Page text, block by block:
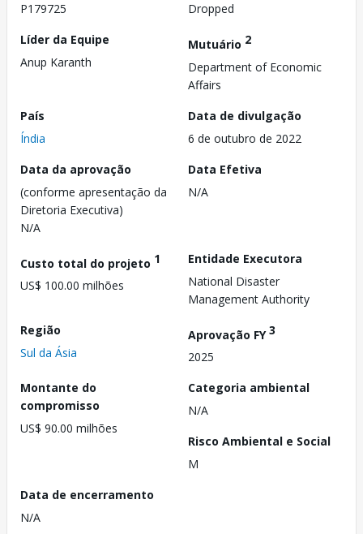
P179725
Dropped
Líder da Equipe
Anup Karanth
Mutuário 2
Department of Economic
Affairs
País
Índia
Data de divulgação
6 de outubro de 2022
Data da aprovação
(conforme apresentação da
Diretoria Executiva)
N/A
Data Efetiva
N/A
Custo total do projeto 1
US$ 100.00 milhões
Entidade Executora
National Disaster
Management Authority
Região
Sul da Ásia
Aprovação FY3
2025
Montante do
compromisso
US$ 90.00 milhões
Categoria ambiental
N/A
Risco Ambiental e Social
M
Data de encerramento
N/A